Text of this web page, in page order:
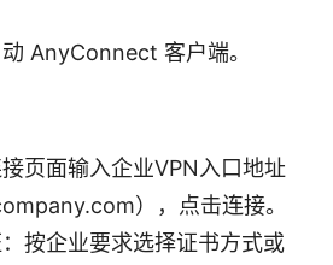
AnyConnect 客户端。
页面输入企业VPN入口地址
），点击连接。
按企业要求选择证书方式或